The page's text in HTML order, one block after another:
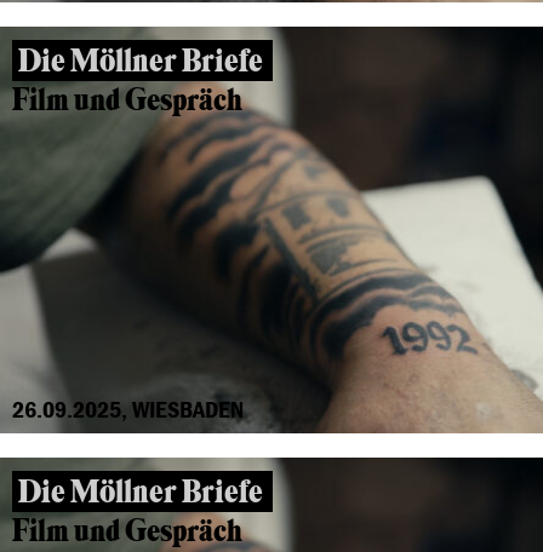
Die Möllner Briefe
Film und Gespräch
26.09.2025, WIESBADEN
Die Möllner Briefe
Film und Gespräch